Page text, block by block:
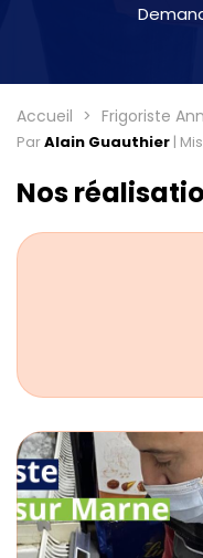
Accueil Frigoriste
ParAlain Guauthier |
Nos